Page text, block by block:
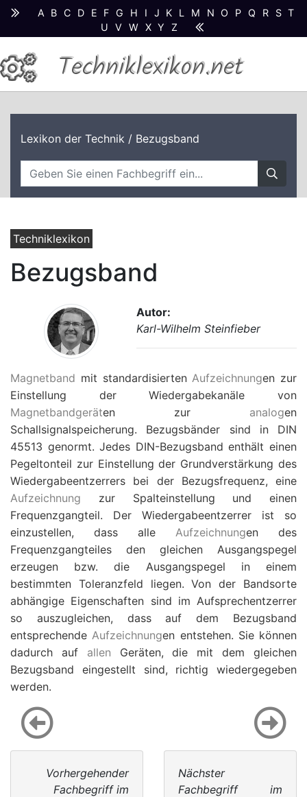
A B C D E F G H I J K L M N O P Q R S T
U
V W X Y Z
Techniklexikon.net
Lexikon der Technik / Bezugsband
Techniklexikon
Bezugsband
Autor:
Karl-Wilhelm Steinfieber
Magnetband mit standardisiertenAufzeichnungen zur
Einstellung der Wiedergabekanäle von
Magnetbandgeräten zur analogen
Schallsignalspeicherung. Bezugsbänder sind in DIN
45513 genormt. Jedes DIN-Bezugsband enthält einen
Pegeltonteil zur Einstellung der Grundverstärkung des
Wiedergabeentzerrers bei der Bezugsfrequenz, eine
Aufzeichnung zur Spalteinstellung und einen
Frequenzgangteil. Der Wiedergabeentzerrer ist so
einzustellen, dass alle Aufzeichnungen des
Frequenzgangteiles den gleichen Ausgangspegel
erzeugen bzw. die Ausgangspegel in einem
bestimmten Toleranzfeld liegen. Von der Bandsorte
abhängige Eigenschaften sind im Aufsprechentzerrer
so auszugleichen, dass auf dem Bezugsband
entsprechendeAufzeichnungen entstehen. Sie können
dadurch auf allen Geräten, die mit dem gleichen
Bezugsband eingestellt sind, richtig wiedergegeben
werden.
Vorhergehender
Fachbegriff im
Nächster
Fachbegriff im